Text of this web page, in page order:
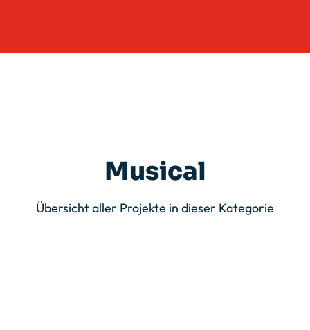
Musical
Übersicht aller Projekte in dieser Kategorie